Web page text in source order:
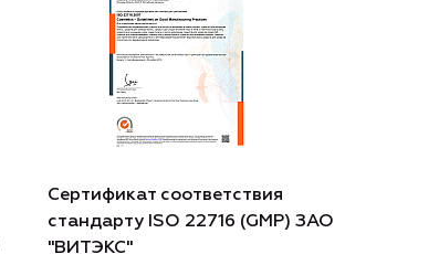
Сертификат соответствия
стандарту ISO 22716 (GMP) ЗАО
"ВИТЭКС"